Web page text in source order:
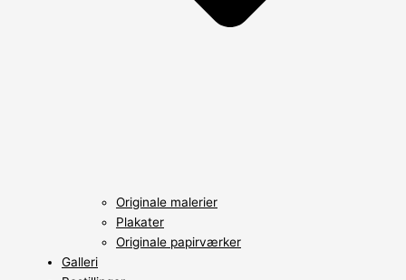
Originale malerier
Plakater
Originale papirværker
Galleri